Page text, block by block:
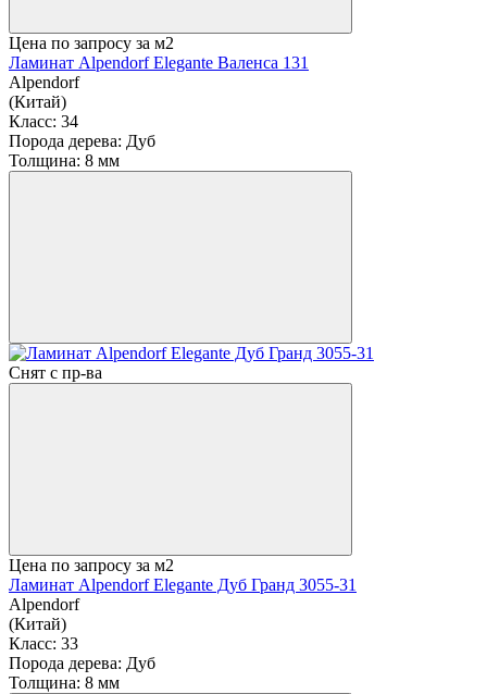
Цена по запросу за м2
Ламинат Alpendorf Elegante Валенса 131
Alpendorf
(Китай)
Класс: 34
Порода дерева: Дуб
Толщина: 8 мм
Снят с пр-ва
Цена по запросу за м2
Ламинат Alpendorf Elegante Дуб Гранд 3055-31
Alpendorf
(Китай)
Класс: 33
Порода дерева: Дуб
Толщина: 8 мм